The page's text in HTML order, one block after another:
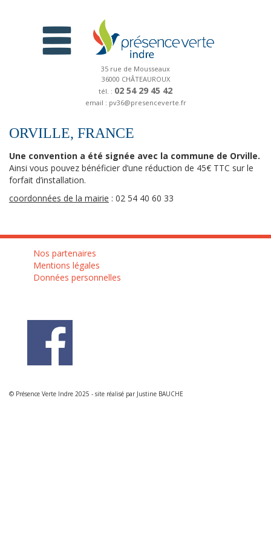
35 rue de Mousseaux
36000 CHÂTEAUROUX
tél. : 02 54 29 45 42
email : pv36@presenceverte.fr
ORVILLE, FRANCE
Une convention a été signée avec la commune de Orville.
Ainsi vous pouvez bénéficier d’une réduction de 45€ TTC sur le
forfait d’installation.
coordonnées de la mairie : 02 54 40 60 33
Nos partenaires
Mentions légales
Données personnelles
© Présence Verte Indre 2025 - site réalisé par Justine BAUCHE